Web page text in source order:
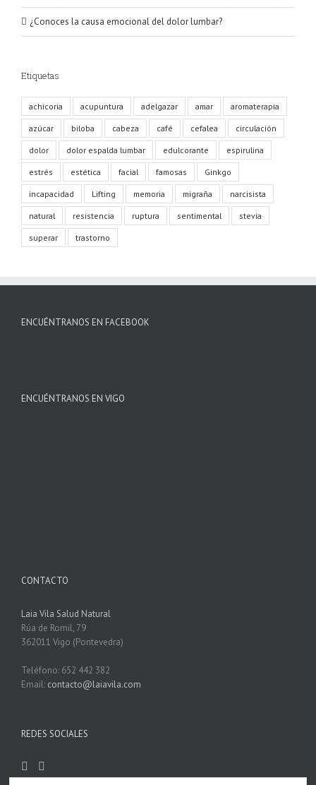
¿Conoces la causa emocional del dolor lumbar?
Etiquetas
achicoria acupuntura adelgazar amar aromaterapia
azúcar biloba cabeza café cefalea circulación
dolor dolor espalda lumbar edulcorante espirulina
estrés estética facial famosas Ginkgo
incapacidad Lifting memoria migraña narcisista
natural resistencia ruptura sentimental stevia
superar trastorno
ENCUÉNTRANOS EN FACEBOOK
ENCUÉNTRANOS EN VIGO
CONTACTO
Laia Vila Salud Natural
Rúa de Romil, 79
362011 Vigo (Pontevedra)
Teléfono: 652 442 382
Email: contacto@laiavila.com
REDES SOCIALES